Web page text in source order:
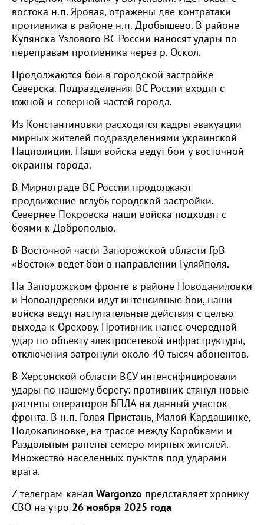
востока н.п. Яровая, отражены две контратаки
противника в районе н.п. Дробышево. В районе
Купянска-Узлового ВС России наносят удары по
переправам противника через р. Оскол.
Продолжаются бои в городской застройке
Северска. Подразделения ВС России входят с
южной и северной частей города.
Из Константиновки расходятся кадры эвакуации
мирных жителей подразделениями украинской
Нацполиции. Наши войска ведут бои у восточной
окраины города.
В Мирнограде ВС России продолжают
продвижение вглубь городской застройки.
Севернее Покровска наши войска подходят с
боями к Доброполью.
В Восточной части Запорожской области ГрВ
«Восток» ведет бои в направлении Гуляйполя.
На Запорожском фронте в районе Новоданиловки
и Новоандреевки идут интенсивные бои, наши
войска ведут наступательные действия с целью
выхода к Орехову. Противник нанес очередной
удар по объекту электросетевой инфраструктуры,
отключения затронули около 40 тысяч абонентов.
В Херсонской области ВСУ интенсифицировали
удары по нашему берегу: противник стянул новые
расчеты операторов БПЛА на данный участок
фронта. В н.п. Голая Пристань, Малой Кардашинке,
Подокалиновке, на трассе между Коробками и
Раздольным ранены семеро мирных жителей.
Множество населенных пунктов под ударами
врага.
Z-телеграм-канал Wargonzo представляет хронику
СВО на утро 26 ноября 2025 года